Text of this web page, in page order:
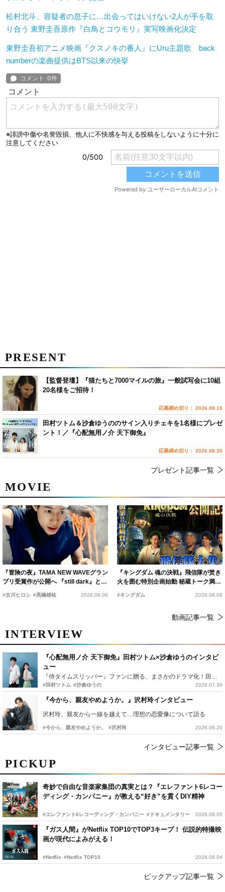
松村北斗、容疑者の息子に…出会ってはいけない2人が手を取
り合う 東野圭吾原作『白鳥とコウモリ』実写映画化決定
東野圭吾初アニメ映画『クスノキの番人』にUru主題歌 back
numberの楽曲提供はBTS以来の快挙
PICKUP
奇妙で自由な音楽家集団の真実とは？『エレファント6レコー
ディング・カンパニー』が教える“好き”を貫くDIY精神
#エレファント6レコーディング・カンパニー #ドキュメンタリー 2026.08.05
『ガス人間』がNetflix TOP10でTOP3キープ！ 伝説的特撮映
画が現代によみがえる！
#Netflix #Netflix TOP10 2026.08.04
ピックアップ記事一覧
MOVIE
『冒険の夜』TAMA NEW WAVEグラン
プリ受賞作が公開へ 『still dark』と同
時上映決定
#古川ヒロシ #髙橋雄祐 2026.08.06
『キングダム 魂の決戦』飛信隊が焚き
火を囲む特別企画始動 秘蔵トーク満載
の“キングダムキャンプ”開催
#キングダム 2026.08.06
動画記事一覧
INTERVIEW
『心配無用ノ介 天下御免』田村ツトム×沙倉ゆうのインタビ
ュー
#田村ツトム #沙倉ゆうの 2026.07.30
『今から、親友やめようか。』沢村玲インタビュー
沢村玲、親友から一線を越えて…理想の恋愛像について語る
#今から、親友やめようか。 #沢村玲 2026.06.20
インタビュー記事一覧
PRESENT
【監督登壇】『猫たちと7000マイルの旅』一般試写会に10組
20名様をご招待！
応募締め切り： 2026.08.15
田村ツトム＆沙倉ゆうののサイン入りチェキを1名様にプレゼ
ント！／『心配無用ノ介 天下御免』
応募締め切り： 2026.08.20
プレゼント記事一覧